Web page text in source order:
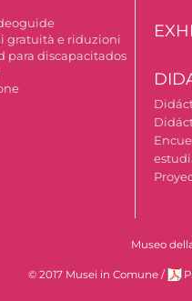
gratuità e riduzioni
para discapacitados
Museo
© 2017 Musei in Comune /